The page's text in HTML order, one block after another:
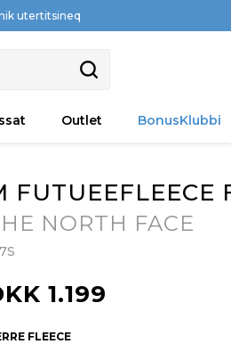
utertitsineq
Outlet BonusKlubbi
FUTUEEFLEECE
NORTH FACE
1.199
FLEECE